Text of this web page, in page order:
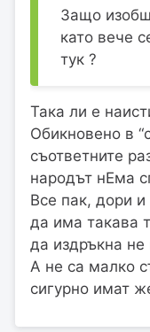
Защо
като вече
тук ?
Така ли е
Обикновено в
съответните
народът нЕма
Все пак, дори
да има такава
да издръкна
А не са малко
сигурно имат